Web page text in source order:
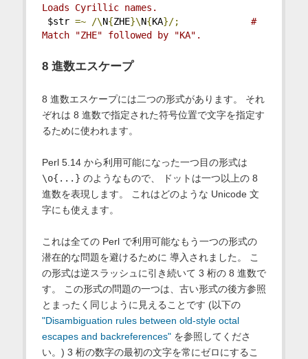
Loads Cyrillic names.
$str =~ /\N{ZHE}\N{KA}/;
#
Match "ZHE" followed by "KA".
8 進数エスケープ
8 進数エスケープには二つの形式があります。 それ
ぞれは 8 進数で指定された符号位置で文字を指定す
るために使われます。
Perl 5.14 から利用可能になった一つ目の形式は
\o{...} のようなもので、 ドットは一つ以上の 8
進数を表現します。 これはどのような Unicode 文
字にも使えます。
これは全ての Perl で利用可能なもう一つの形式の
潜在的な問題を避けるために 導入されました。 こ
の形式は逆スラッシュに引き続いて 3 桁の 8 進数で
す。 この形式の問題の一つは、古い形式の後方参照
とまったく同じように見えることです (以下の
"Disambiguation rules between old-style octal
escapes and backreferences"を参照してくださ
い。) 3 桁の数字の最初の文字を常にゼロにするこ